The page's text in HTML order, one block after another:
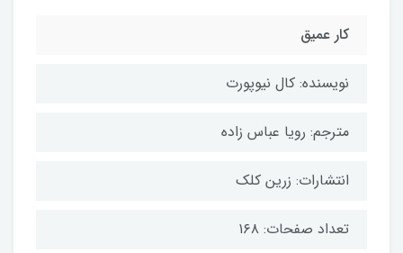
کار عمیق
نویسنده: کال نیوپورت
مترجم: رویا عباس زاده
انتشارات: زرین کلک
تعداد صفحات: ۱۶۸